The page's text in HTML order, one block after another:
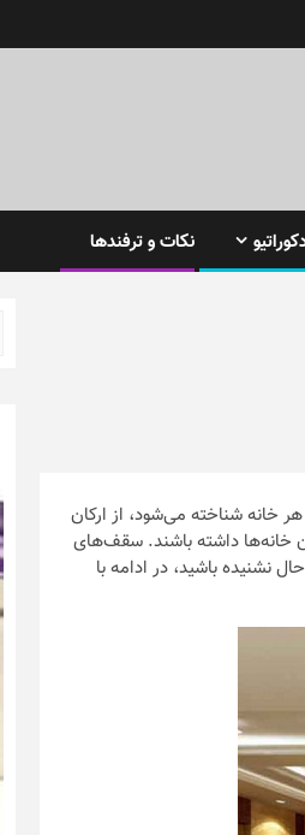
نکات و ترفندها
خانه شناخته می‌شود، از ارکان
خانه‌ها داشته باشند. سقف‌های
نشنیده باشید، در ادامه با